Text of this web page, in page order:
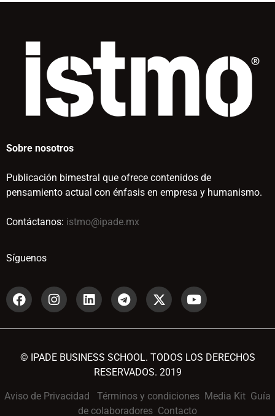
Sobre nosotros
Publicación bimestral que ofrece contenidos de
pensamiento actual con énfasis en empresa y humanismo.
Contáctanos: istmo@ipade.mx
Síguenos
© IPADE BUSINESS SCHOOL. TODOS LOS DERECHOS
RESERVADOS. 2019
Aviso de Privacidad Términos y condiciones Media Kit Guía
de colaboradores Contacto